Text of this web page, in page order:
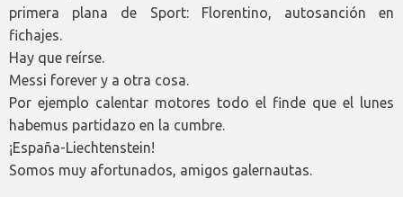
primera plana de Sport: Florentino, autosanción en
fichajes.
Hay que reírse.
Messi forever y a otra cosa.
Por ejemplo calentar motores todo el finde que el lunes
habemus partidazo en la cumbre.
¡España-Liechtenstein!
Somos muy afortunados, amigos galernautas.